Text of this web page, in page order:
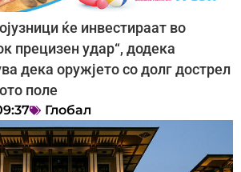
ќе инвестираат во
прецизен удар“, додека
дека оружјето со долг дострел
поле
Глобал